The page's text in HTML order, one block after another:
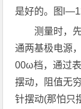
是好的。图
测量时，
通两基极电源
00ω档，通过
摆动，阻值无
针摆动(那怕只